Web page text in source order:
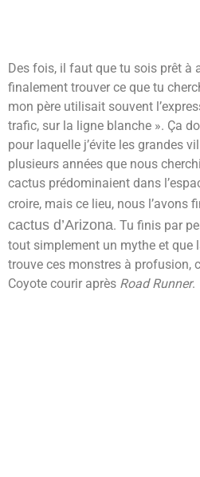
Des fois, il faut que tu sois prêt à
finalement trouver ce que tu
mon père utilisait souvent
trafic, sur la ligne blanche ». Ça
pour laquelle j’évite les grandes
plusieurs années que nous
cactus prédominaient dans
croire, mais ce lieu, nous l’avons
cactus d’Arizona. Tu finis par
tout simplement un mythe et que
trouve ces monstres à profusion,
Coyote courir après Road Runner.